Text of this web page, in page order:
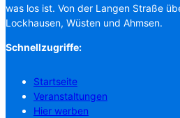
was los ist. Von der Langen Straße
Lockhausen, Wüsten und Ahmsen.
Schnellzugriffe:
Startseite
Veranstaltungen
Hier werben